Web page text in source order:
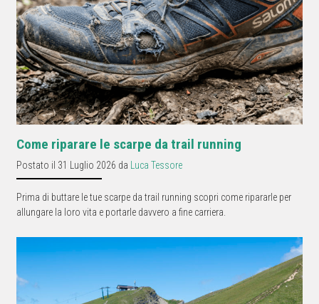
Come riparare le scarpe da trail running
Postato il 31 Luglio 2026 da Luca Tessore
Prima di buttare le tue scarpe da trail running scopri come ripararle per
allungare la loro vita e portarle davvero a fine carriera.